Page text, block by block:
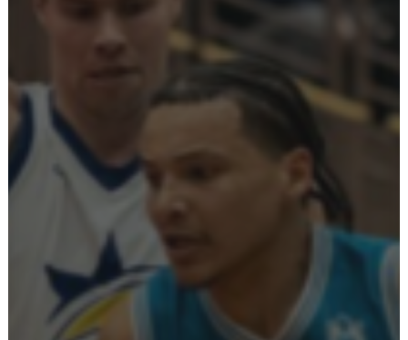
Ostoskori